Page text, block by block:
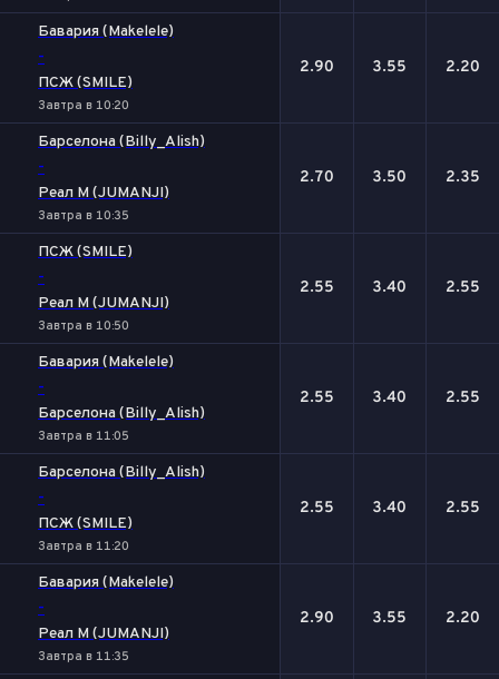
Бавария (Makelele)
-
ПСЖ (SMILE)
Завтра в 10:20
2.90 3.55 2.20
Барселона (Billy_Alish)
-
Реал М (JUMANJI)
Завтра в 10:35
2.70 3.50 2.35
ПСЖ (SMILE)
-
Реал М (JUMANJI)
Завтра в 10:50
2.55 3.40 2.55
Бавария (Makelele)
-
Барселона (Billy_Alish)
Завтра в 11:05
2.55 3.40 2.55
Барселона (Billy_Alish)
-
ПСЖ (SMILE)
Завтра в 11:20
2.55 3.40 2.55
Бавария (Makelele)
-
Реал М (JUMANJI)
Завтра в 11:35
2.90 3.55 2.20